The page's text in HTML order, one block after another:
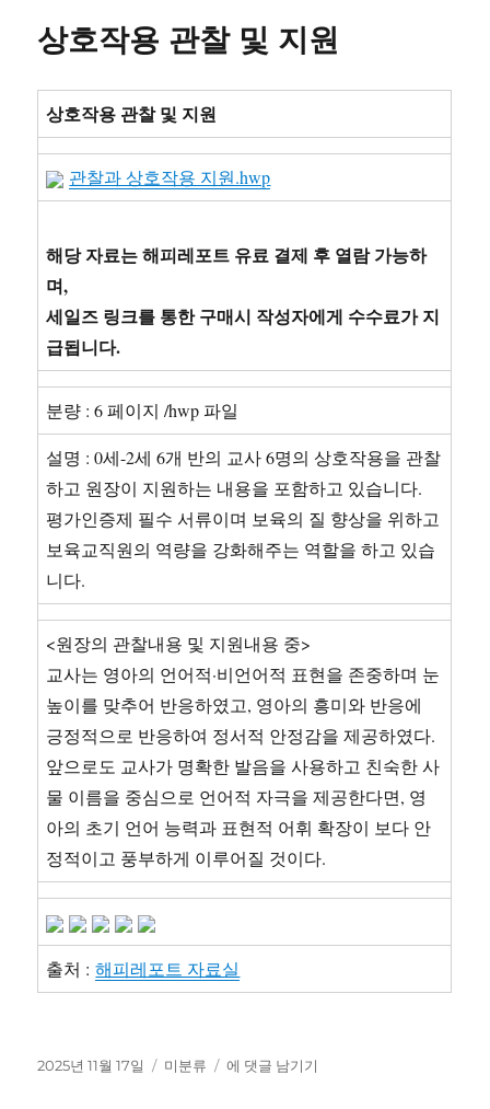
실
자
료]
2019
~2024
년
수
실
무
실
면
접
기
변
개
/
특
수
교
육
실
사
면
과
상호작용 관찰 및 지원
상호작용 관찰 및 지원
관찰과 상호작용 지원.hwp
해당 자료는 해피레포트 유료 결제 후 열람 가능하
며,
세일즈 링크를 통한 구매시 작성자에게 수수료가 지
급됩니다.
분량 : 6 페이지 /hwp 파일
설명 : 0세-2세 6개 반의 교사 6명의 상호작용을 관찰
하고 원장이 지원하는 내용을 포함하고 있습니다.
평가인증제 필수 서류이며 보육의 질 향상을 위하고
보육교직원의 역량을 강화해주는 역할을 하고 있습
니다.
<원장의 관찰내용 및 지원내용 중>
교사는 영아의 언어적·비언어적 표현을 존중하며 눈
높이를 맞추어 반응하였고, 영아의 흥미와 반응에
긍정적으로 반응하여 정서적 안정감을 제공하였다.
앞으로도 교사가 명확한 발음을 사용하고 친숙한 사
물 이름을 중심으로 언어적 자극을 제공한다면, 영
아의 초기 언어 능력과 표현적 어휘 확장이 보다 안
정적이고 풍부하게 이루어질 것이다.
출처 :해피레포트 자료실
작
2025년 11월 17일
카
미분류
상
에 댓글 남기기